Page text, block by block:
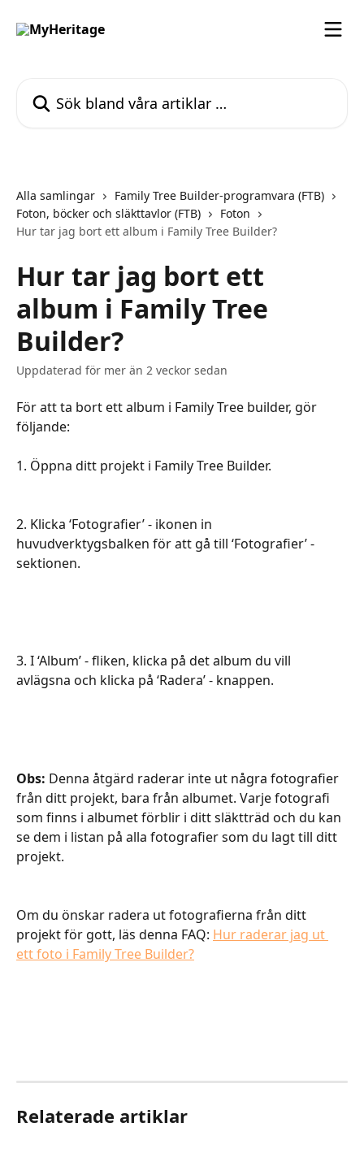
Alla samlingar
Family Tree Builder-programvara (FTB)
Foton, böcker och släkttavlor (FTB)
Foton
Hur tar jag bort ett album i Family Tree Builder?
Hur tar jag bort ett
album i Family Tree
Builder?
Uppdaterad för mer än 2 veckor sedan
För att ta bort ett album i Family Tree builder, gör
följande:
1. Öppna ditt projekt i Family Tree Builder.
2. Klicka ‘Fotografier’ - ikonen in
huvudverktygsbalken för att gå till ‘Fotografier’ -
sektionen.
3. I ‘Album’ - fliken, klicka på det album du vill
avlägsna och klicka på ‘Radera’ - knappen.
Obs: Denna åtgärd raderar inte ut några fotografier
från ditt projekt, bara från albumet. Varje fotografi
som finns i albumet förblir i ditt släktträd och du kan
se dem i listan på alla fotografier som du lagt till ditt
projekt.
Om du önskar radera ut fotografierna från ditt
projekt för gott, läs denna FAQ: Hur raderar jag ut
ett foto i Family Tree Builder?
Relaterade artiklar